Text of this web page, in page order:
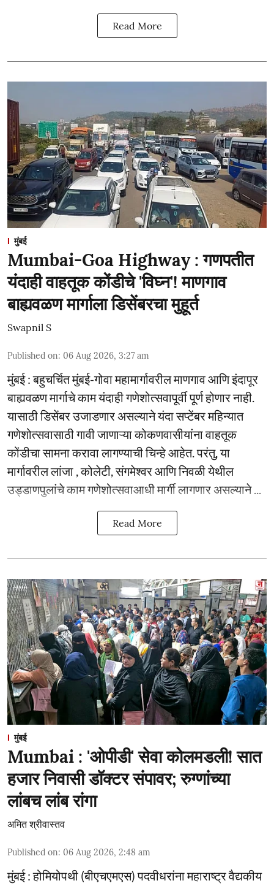
Read More
मुंबई
Mumbai-Goa Highway : गणपतीत
यंदाही वाहतूक कोंडीचे 'विघ्न'! माणगाव
बाह्यवळण मार्गाला डिसेंबरचा मुहूर्त
Swapnil S
Published on: 06 Aug 2026, 3:27 am
मुंबई : बहुचर्चित मुंबई-गोवा महामार्गावरील माणगाव आणि इंदापूर
बाह्यवळण मार्गाचे काम यंदाही गणेशोत्सवापूर्वी पूर्ण होणार नाही.
यासाठी डिसेंबर उजाडणार असल्याने यंदा सप्टेंबर महिन्यात
गणेशोत्सवासाठी गावी जाणाऱ्या कोकणवासीयांना वाहतूक
कोंडीचा सामना करावा लागण्याची चिन्हे आहेत. परंतु, या
मार्गावरील लांजा , कोलेटी, संगमेश्वर आणि निवळी येथील
उड्डाणपुलांचे काम गणेशोत्सवाआधी मार्गी लागणार असल्याने ...
Read More
मुंबई
Mumbai : 'ओपीडी' सेवा कोलमडली! सात
हजार निवासी डॉक्टर संपावर; रुग्णांच्या
लांबच लांब रांगा
अमित श्रीवास्तव
Published on: 06 Aug 2026, 2:48 am
मुंबई : होमियोपथी (बीएचएमएस) पदवीधरांना महाराष्ट्र वैद्यकीय